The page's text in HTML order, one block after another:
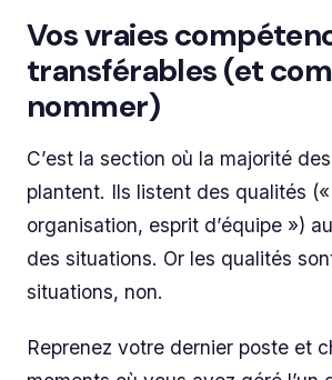
Vos vraies
transférables (et
nommer)
C’est la section où la majorité
plantent. Ils listent des qualités
organisation, esprit d’équipe »)
des situations. Or les qualités
situations, non.
Reprenez votre dernier poste et